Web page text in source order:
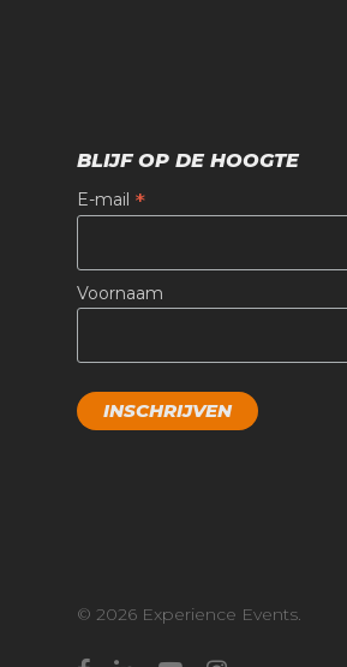
BLIJF OP DE HOOGTE
E-mail *
Voornaam
© 2026 Experience Events.